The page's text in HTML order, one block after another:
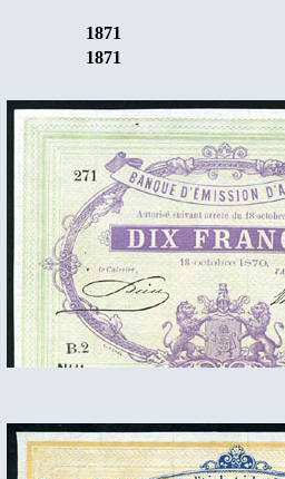
1871
1871